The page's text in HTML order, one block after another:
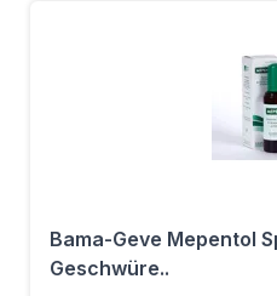
Bama-Geve Mepentol
Geschwüre..